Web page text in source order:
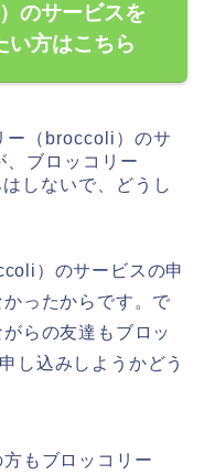
のサービスを
い方はこちら
ー（broccoli）のサ
、ブロッコリー
しないで、どうし
）のサービスの申
ったからです。で
らの友達もブロッ
し込みしようかどう
もブロッコリー